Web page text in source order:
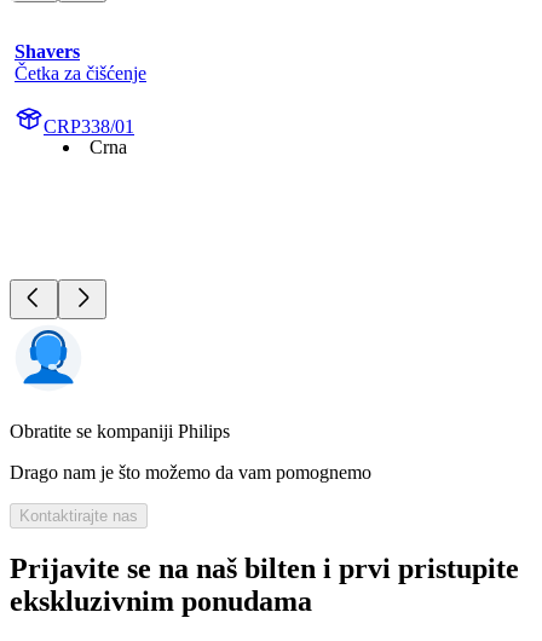
Shavers
Četka za čišćenje
CRP338/01
Crna
Obratite se kompaniji Philips
Drago nam je što možemo da vam pomognemo
Kontaktirajte nas
Prijavite se na naš bilten i prvi pristupite
ekskluzivnim ponudama